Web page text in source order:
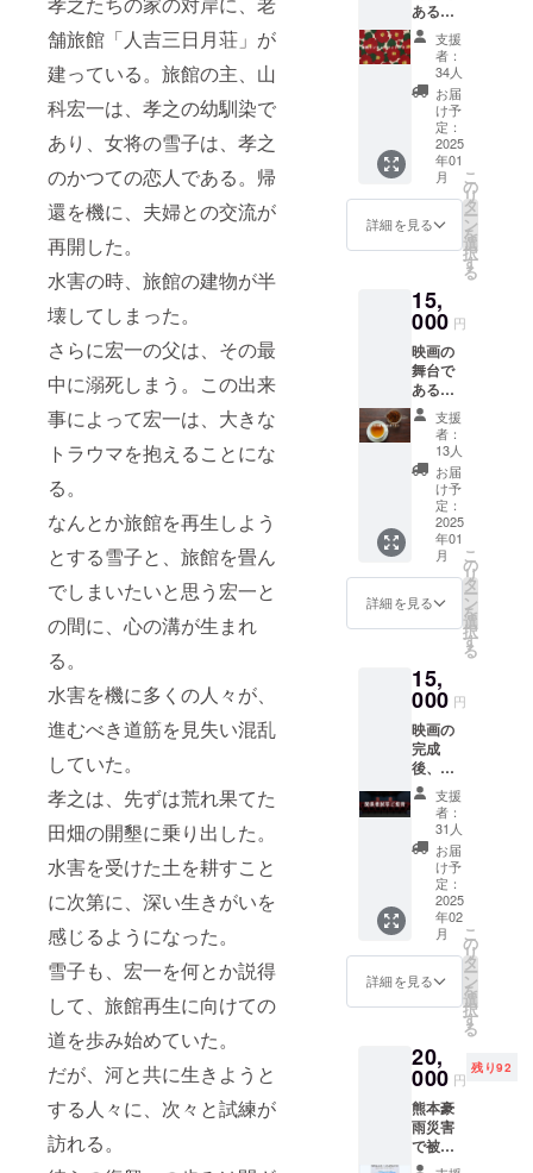
舗旅館「人吉三日月荘」が
建っている。旅館の主、山
科宏一は、孝之の幼馴染で
あり、女将の雪子は、孝之
のかつての恋人である。帰
還を機に、夫婦との交流が
再開した。
水害の時、旅館の建物が半
壊してしまった。
さらに宏一の父は、その最
中に溺死しまう。この出来
事によって宏一は、大きな
トラウマを抱えることにな
る。
なんとか旅館を再生しよう
とする雪子と、旅館を畳ん
でしまいたいと思う宏一と
の間に、心の溝が生まれ
る。
水害を機に多くの人々が、
進むべき道筋を見失い混乱
していた。
孝之は、先ずは荒れ果てた
田畑の開墾に乗り出した。
水害を受けた土を耕すこと
に次第に、深い生きがいを
感じるようになった。
雪子も、宏一を何とか説得
して、旅館再生に向けての
道を歩み始めていた。
だが、河と共に生きようと
する人々に、次々と試練が
訪れる。
グ映像
視聴
URL ＋
先行視
聴URL
ある、
熊本県
人吉球
磨地域
でお祝
いに使
われる
花手箱
の柄に
ちなん
だ椿柄
のラン
チョン
マット
りいた
しま
す。 ラ
ンチョ
ンマッ
ト お届
け枚数
２枚 サ
イズ 30
㎝×40㎝
内容 エ
ンド
ロール
にお名
前記載
＋メイ
キング
視聴
URL ＋
椿柄ラ
ンチョ
ンマッ
ト
支援
者：
34人
お届
け予
定：
2025
年01
月
詳細を見る
こ
の
リ
タ
ー
ン
を
選
択
す
る
15,
000 円
映画の
舞台で
ある、
熊本県
人吉球
磨地域
はお茶
の名産
地で
す。 無
農薬栽
培の特
産の茶
葉を使
用した
美味し
をお届
けいた
しま
す。 映
画内で
もお茶
屋さん
や茶畑
は登場
する予
定で
す。 映
画と一
緒に味
わえ
ば、人
吉球磨
るかも
しれま
せん。
内容 エ
ンド
ロール
支援
者：
13人
お届
け予
定：
2025
年01
月
詳細を見る
こ
の
リ
タ
ー
ン
を
選
択
す
る
15,
000 円
映画の
完成
後、特
別な関
係者試
写会へ
ご招待
いたし
ます。
関係者
と一緒
に映画
の完成
の瞬間
を体験
できま
会場ま
での交
通費は
実費負
担とな
りま
す。 内
支援
者：
31人
お届
け予
定：
2025
年02
月
詳細を見る
こ
の
リ
タ
ー
ン
を
選
択
す
る
20,
000 円
残り92
熊本豪
雨災害
で被害
のあっ